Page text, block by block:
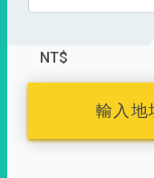
NT$
輸入地